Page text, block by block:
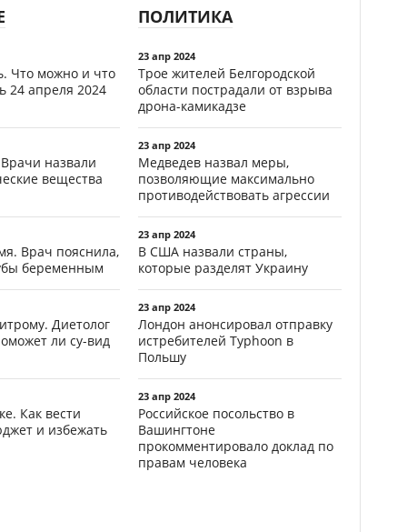
Что можно и что
24 апреля 2024
назвали
вещества
Врач пояснила,
беременным
Диетолог
ли су-вид
Как вести
и избежать
ПОЛИТИКА
23 апр 2024
Трое жителей Белгородской
области пострадали от взрыва
дрона-камикадзе
23 апр 2024
Медведев назвал меры,
позволяющие максимально
противодействовать агрессии
23 апр 2024
В США назвали страны,
которые разделят Украину
23 апр 2024
Лондон анонсировал отправку
истребителей Typhoon в
Польшу
23 апр 2024
Российское посольство в
Вашингтоне
прокомментировало доклад по
правам человека